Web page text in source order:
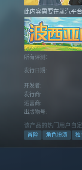
此内容需要在蒸汽平
所有评测：
发行日期:
开发者:
发行商:
运营商:
出版物号:
该产品的热门用户自定
冒险 角色扮演 独